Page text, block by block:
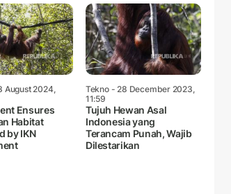
August 2024,
Ensures
Habitat
by IKN
Tekno- 28 December 2023,
11:59
Tujuh Hewan Asal
Indonesia yang
Terancam Punah, Wajib
Dilestarikan